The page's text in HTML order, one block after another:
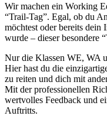
Wir machen ein Working
“Trail-Tag”. Egal, ob du
möchtest oder bereits dein
wurde – dieser besondere
Nur die Klassen WE, WA
Hier hast du die
zu reiten und dich mit
Mit der professionellen
wertvolles Feedback und
Auftritts.